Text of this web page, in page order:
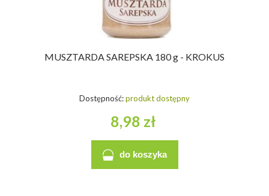
MUSZTARDA SAREPSKA 180 g - KROKUS
Dostępność:produkt dostępny
8,98 zł
do koszyka